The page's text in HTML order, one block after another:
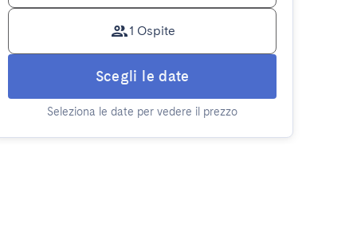
1 Ospite
Scegli le date
Seleziona le date per vedere il prezzo